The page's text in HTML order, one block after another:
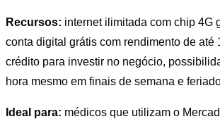
Recursos: internet ilimitada com chip 4G
conta digital grátis com rendimento de até
crédito para investir no negócio,
hora mesmo em finais de semana e
Ideal para: médicos que utilizam o